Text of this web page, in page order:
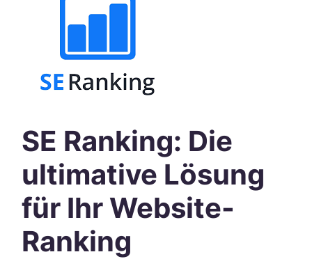
SE Ranking: Die
ultimative Lösung
für Ihr Website-
Ranking